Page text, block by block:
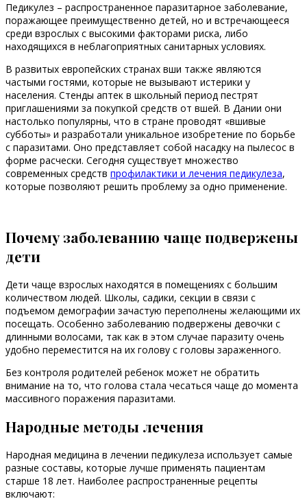
Педикулез – распространенное паразитарное заболевание,
поражающее преимущественно детей, но и встречающееся
среди взрослых с высокими факторами риска, либо
находящихся в неблагоприятных санитарных условиях.
В развитых европейских странах вши также являются
частыми гостями, которые не вызывают истерики у
населения. Стенды аптек в школьный период пестрят
приглашениями за покупкой средств от вшей. В Дании они
настолько популярны, что в стране проводят «вшивые
субботы» и разработали уникальное изобретение по борьбе
с паразитами. Оно представляет собой насадку на пылесос в
форме расчески. Сегодня существует множество
современных средств профилактики и лечения педикулеза,
которые позволяют решить проблему за одно применение.
Почему заболеванию чаще подвержены
дети
Дети чаще взрослых находятся в помещениях с большим
количеством людей. Школы, садики, секции в связи с
подъемом демографии зачастую переполнены желающими их
посещать. Особенно заболеванию подвержены девочки с
длинными волосами, так как в этом случае паразиту очень
удобно переместится на их голову с головы зараженного.
Без контроля родителей ребенок может не обратить
внимание на то, что голова стала чесаться чаще до момента
массивного поражения паразитами.
Народные методы лечения
Народная медицина в лечении педикулеза использует самые
разные составы, которые лучше применять пациентам
старше 18 лет. Наиболее распространенные рецепты
включают: